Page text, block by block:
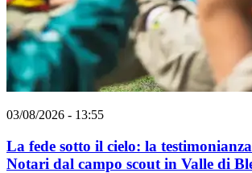
03/08/2026 - 13:55
La fede sotto il cielo: la
Notari dal campo scout in Valle di